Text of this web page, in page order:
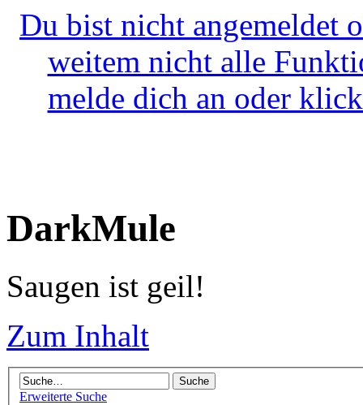
Du bist nicht angemeldet
weitem nicht alle
melde dich an oder
DarkMule
Saugen ist geil!
Zum Inhalt
Erweiterte Suche